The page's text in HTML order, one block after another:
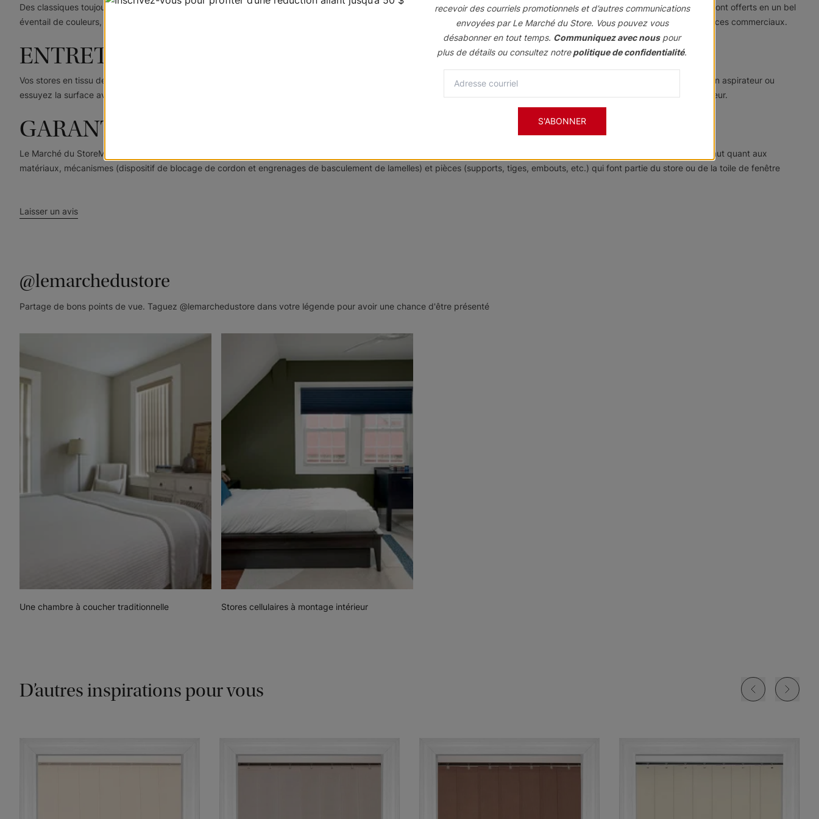
Des classiques toujours de mise, les stores verticaux offrent une solution simple et abordable pour toute pièce de votre maison. Confectionnées en tissu ou en vinyle, Ils vous sont offerts en un bel
éventail de couleurs, textures et motifs. Les stores verticaux sont faciles à utiliser et sont le choix parfait pour les grandes fenêtres, les portes coulissantes en verre et les espaces commerciaux.
ENTRETIEN ET NETTOYAGE
Vos stores en tissu de qualité ont reçu un traitement antitaches qui offre une protection accrue. Pour aider le tissu à garder une apparence impeccable, époussetez-les avec un aspirateur ou
essuyez la surface avec une éponge imbibée d'eau tiède contenant du savon doux. Gardez vos stores verticaux en tissu à un minimum de six pouces de toute source de chaleur.
GARANTIE À VIE
Le Marché du StoreMD est fier de vous offrir une garantie à vie couvrant tous les produits fabriqués sur mesure. Nous garantissons que ces produits ne présentent aucun défaut quant aux
matériaux, mécanismes (dispositif de blocage de cordon et engrenages de basculement de lamelles) et pièces (supports, tiges, embouts, etc.) qui font partie du store ou de la toile de fenêtre
Laisser un avis
@lemarchedustore
Partage de bons points de vue. Taguez @lemarchedustore dans votre légende pour avoir une chance d'être présenté
Une chambre à coucher traditionnelle Stores cellulaires à montage intérieur
D’autres inspirations pour vous
recevoir des courriels promotionnels et d’autres communications
envoyées par Le Marché du Store. Vous pouvez vous
désabonner en tout temps. Communiquez avec nouspour
plus de détails ou consultez notre politique de confidentialité.
S'ABONNER